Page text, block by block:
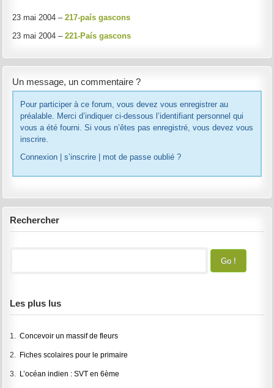
23 mai 2004 –217-país gascons
23 mai 2004 –221-País gascons
Un message, un commentaire ?
Pour participer à ce forum, vous devez vous enregistrer au
préalable. Merci d’indiquer ci-dessous l’identifiant personnel qui
vous a été fourni. Si vous n’êtes pas enregistré, vous devez vous
inscrire.
Connexion
s’inscrire mot de passe oublié ?
Rechercher
Les plus lus
1.Concevoir un massif de fleurs
2. Fiches scolaires pour le primaire
3. L’océan indien : SVT en 6ème